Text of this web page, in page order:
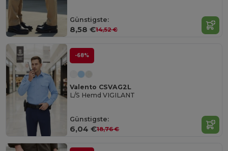
Günstigste:
8,58 €14,52 €
-68%
Valento CSVAG2L
L/S Hemd VIGILANT
Günstigste:
6,04 €18,76 €